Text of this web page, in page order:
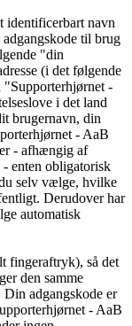
identificerbart navn
til brug
"din
(i det følgende
-
i det land
brugernavn, din
- AaB
- afhængig af
enten obligatorisk
selv vælge, hvilke
Derudover har
automatisk
fingeraftryk), så det
den samme
Din adgangskode er
- AaB